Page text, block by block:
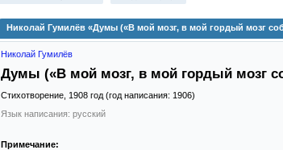
Николай Гумилёв «Думы («В мой мозг, в мой гордый мозг
Николай Гумилёв
Думы («В мой мозг, в мой гордый мозг
Стихотворение, 1908 год (год написания: 1906)
Язык написания: русский
Примечание: